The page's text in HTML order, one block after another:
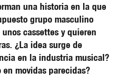
una historia en la que
grupo masculino
cassettes y quieren
¿La idea surge de
en la industria musical?
movidas parecidas?